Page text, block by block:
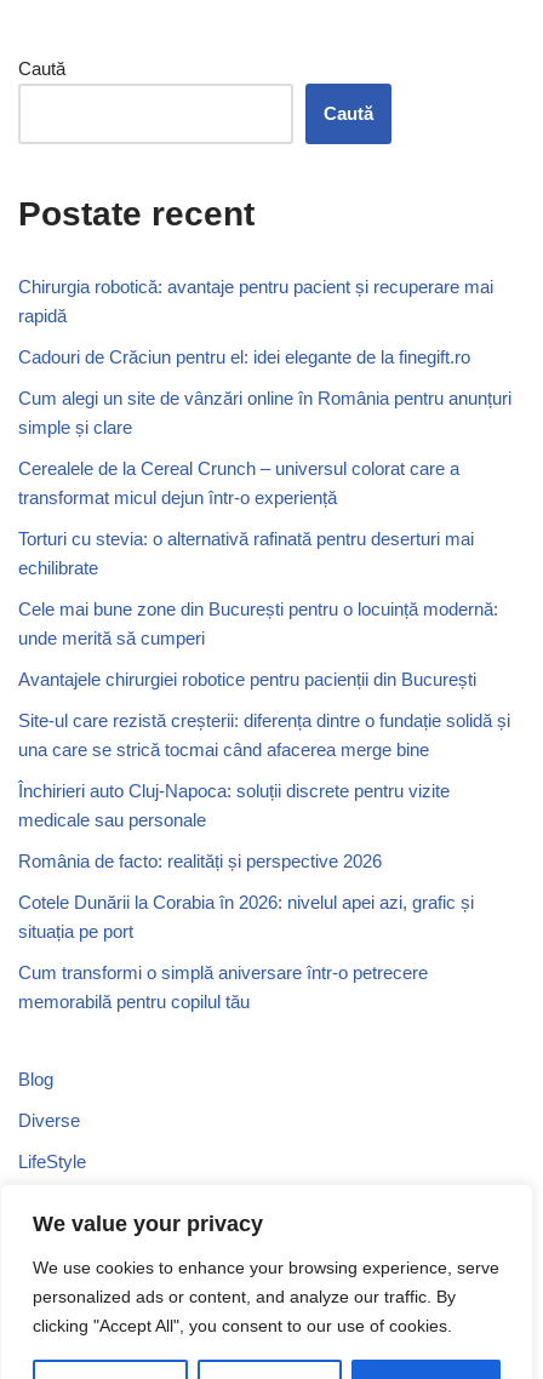
We value your privacy
We use cookies to enhance your browsing experience, serve
personalized ads or content, and analyze our traffic. By
clicking "Accept All", you consent to our use of cookies.
Caută
Caută
Postate recent
Chirurgia robotică: avantaje pentru pacient și recuperare mai
rapidă
Cadouri de Crăciun pentru el: idei elegante de la finegift.ro
Cum alegi un site de vânzări online în România pentru anunțuri
simple și clare
Cerealele de la Cereal Crunch – universul colorat care a
transformat micul dejun într-o experiență
Torturi cu stevia: o alternativă rafinată pentru deserturi mai
echilibrate
Cele mai bune zone din București pentru o locuință modernă:
unde merită să cumperi
Avantajele chirurgiei robotice pentru pacienții din București
Site-ul care rezistă creșterii: diferența dintre o fundație solidă și
una care se strică tocmai când afacerea merge bine
Închirieri auto Cluj-Napoca: soluții discrete pentru vizite
medicale sau personale
România de facto: realități și perspective 2026
Cotele Dunării la Corabia în 2026: nivelul apei azi, grafic și
situația pe port
Cum transformi o simplă aniversare într-o petrecere
memorabilă pentru copilul tău
Blog
Diverse
LifeStyle
Uncategorized